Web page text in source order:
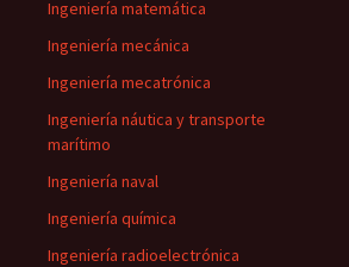
Ingeniería matemática
Ingeniería mecánica
Ingeniería mecatrónica
Ingeniería náutica y transporte
marítimo
Ingeniería naval
Ingeniería química
Ingeniería radioelectrónica